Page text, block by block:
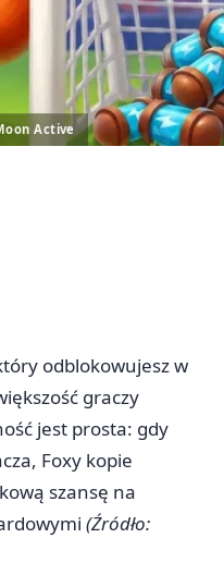
Active
odblokowujesz w
graczy
jest prosta: gdy
Foxy kopie
szansę na
(Źródło: